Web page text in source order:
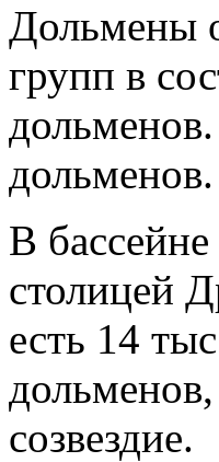
Дольмены
групп в
дольменов.
В
столицей
есть 14
созвездие.